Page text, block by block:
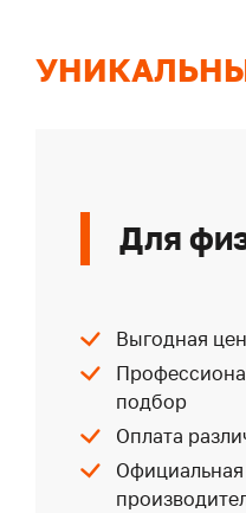
Для
Выгодная
подбор
Оплата
Официальная